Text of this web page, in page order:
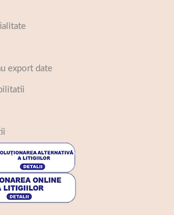
export date